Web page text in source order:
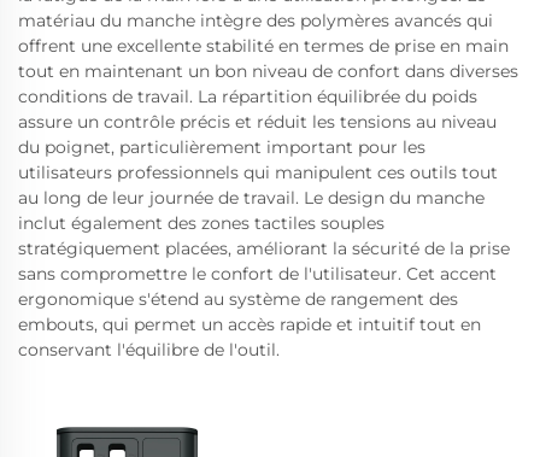
matériau du manche intègre des polymères avancés qui
offrent une excellente stabilité en termes de prise en main
tout en maintenant un bon niveau de confort dans diverses
conditions de travail. La répartition équilibrée du poids
assure un contrôle précis et réduit les tensions au niveau
du poignet, particulièrement important pour les
utilisateurs professionnels qui manipulent ces outils tout
au long de leur journée de travail. Le design du manche
inclut également des zones tactiles souples
stratégiquement placées, améliorant la sécurité de la prise
sans compromettre le confort de l'utilisateur. Cet accent
ergonomique s'étend au système de rangement des
embouts, qui permet un accès rapide et intuitif tout en
conservant l'équilibre de l'outil.